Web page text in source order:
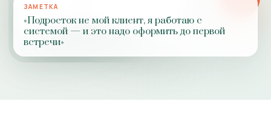
ЗАМЕТКА
«Подросток не мой клиент, я работаю с
системой — и это надо оформить до первой
встречи»